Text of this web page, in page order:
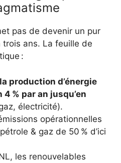
pas de devenir un pur
trois ans. La feuille de
:
production d’énergie
4 % par an jusqu’en
électricité).
opérationnelles
& gaz de 50 % d’ici
les renouvelables